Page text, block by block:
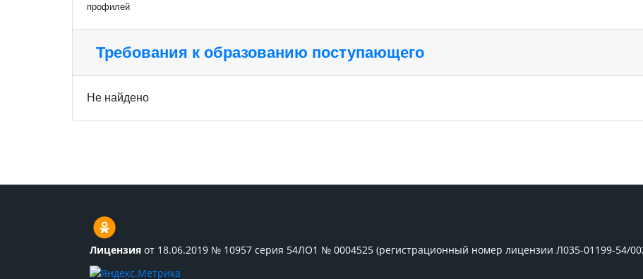
профилей
Требования к образованию поступающего
Не найдено
Лицензия от 18.06.2019 № 10957 серия 54ЛО1 № 0004525 (регистрационный номер лицензии Л035-01199-54/